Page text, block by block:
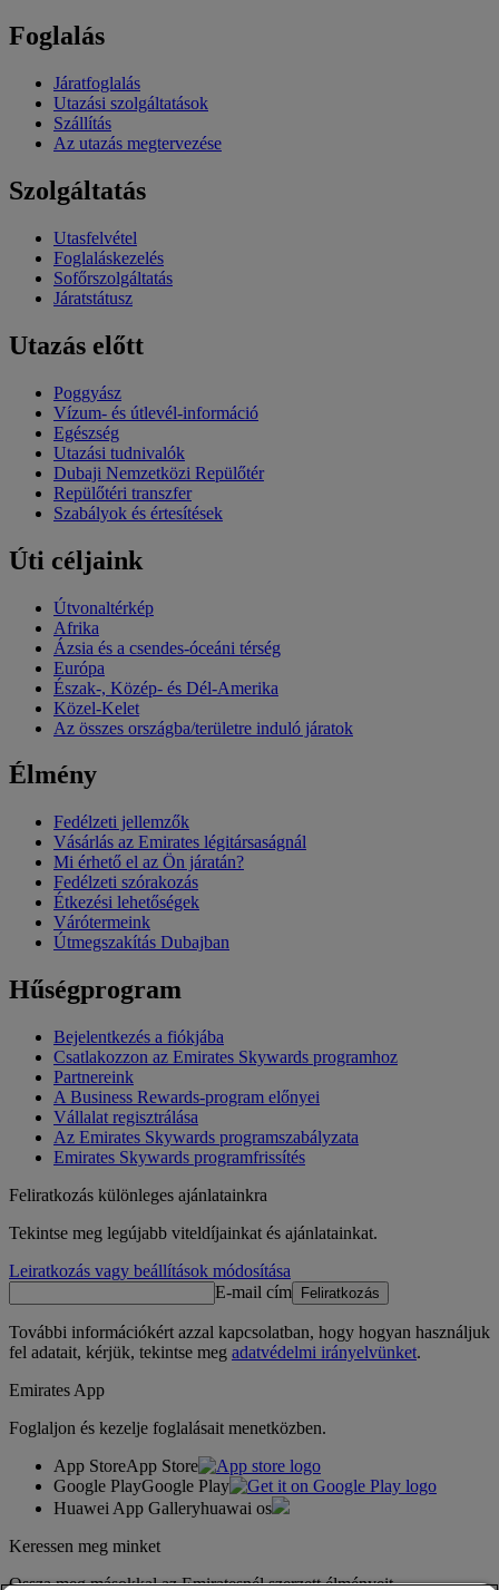
Foglalás
Járatfoglalás
Utazási szolgáltatások
Szállítás
Az utazás megtervezése
Szolgáltatás
Utasfelvétel
Foglaláskezelés
Sofőrszolgáltatás
Járatstátusz
Utazás előtt
Poggyász
Vízum- és útlevél-információ
Egészség
Utazási tudnivalók
Dubaji Nemzetközi Repülőtér
Repülőtéri transzfer
Szabályok és értesítések
Úti céljaink
Útvonaltérkép
Afrika
Ázsia és a csendes-óceáni térség
Európa
Észak-, Közép- és Dél-Amerika
Közel-Kelet
Az összes országba/területre induló járatok
Élmény
Fedélzeti jellemzők
Vásárlás az Emirates légitársaságnál
Mi érhető el az Ön járatán?
Fedélzeti szórakozás
Étkezési lehetőségek
Várótermeink
Útmegszakítás Dubajban
Hűségprogram
Bejelentkezés a fiókjába
Csatlakozzon az Emirates Skywards programhoz
Partnereink
A Business Rewards-program előnyei
Vállalat regisztrálása
Az Emirates Skywards programszabályzata
Emirates Skywards programfrissítés
Feliratkozás különleges ajánlatainkra
Tekintse meg legújabb viteldíjainkat és ajánlatainkat.
Leiratkozás vagy beállítások módosítása
E-mail cím
Feliratkozás
További információkért azzal kapcsolatban, hogy hogyan használjuk
fel adatait, kérjük, tekintse meg adatvédelmi irányelvünket.
Emirates App
Foglaljon és kezelje foglalásait menetközben.
App StoreApp Store
Google PlayGoogle Play
Huawei App Galleryhuawai os
Keressen meg minket
Ossza meg másokkal az Emiratesnél szerzett élményeit.